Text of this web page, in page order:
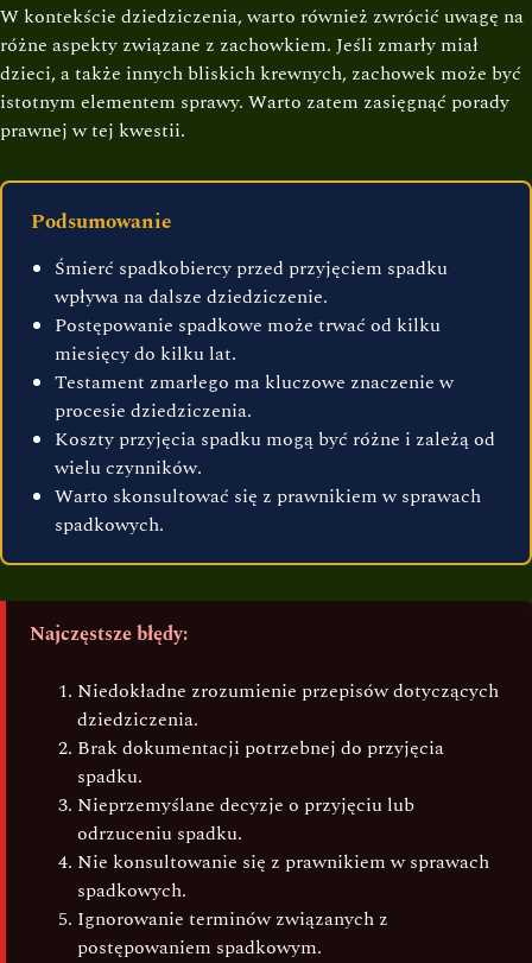
W kontekście dziedziczenia, warto również zwrócić uwagę na
różne aspekty związane z zachowkiem. Jeśli zmarły miał
dzieci, a także innych bliskich krewnych, zachowek może być
istotnym elementem sprawy. Warto zatem zasięgnąć porady
prawnej w tej kwestii.
Podsumowanie
Śmierć spadkobiercy przed przyjęciem spadku
wpływa na dalsze dziedziczenie.
Postępowanie spadkowe może trwać od kilku
miesięcy do kilku lat.
Testament zmarłego ma kluczowe znaczenie w
procesie dziedziczenia.
Koszty przyjęcia spadku mogą być różne i zależą od
wielu czynników.
Warto skonsultować się z prawnikiem w sprawach
spadkowych.
Najczęstsze błędy:
Niedokładne zrozumienie przepisów dotyczących
dziedziczenia.
Brak dokumentacji potrzebnej do przyjęcia
spadku.
Nieprzemyślane decyzje o przyjęciu lub
odrzuceniu spadku.
Nie konsultowanie się z prawnikiem w sprawach
spadkowych.
Ignorowanie terminów związanych z
postępowaniem spadkowym.